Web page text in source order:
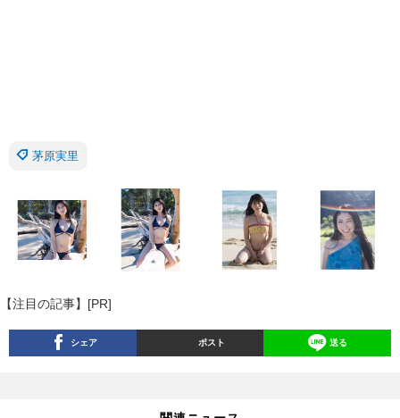
茅原実里
【注目の記事】[PR]
シェア ポスト 送る